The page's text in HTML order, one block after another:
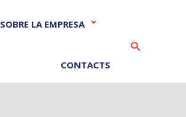
SOBRE LA EMPRESA
CONTACTS